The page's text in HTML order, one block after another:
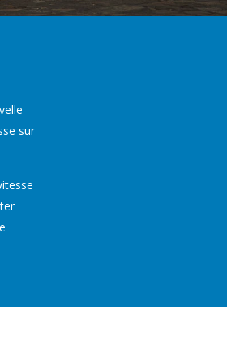
sur